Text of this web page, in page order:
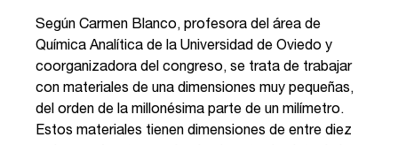
Según Carmen Blanco, profesora del área de
Química Analítica de la Universidad de Oviedo y
coorganizadora del congreso, se trata de trabajar
con materiales de una dimensiones muy pequeñas,
del orden de la millonésima parte de un milímetro.
Estos materiales tienen dimensiones de entre diez